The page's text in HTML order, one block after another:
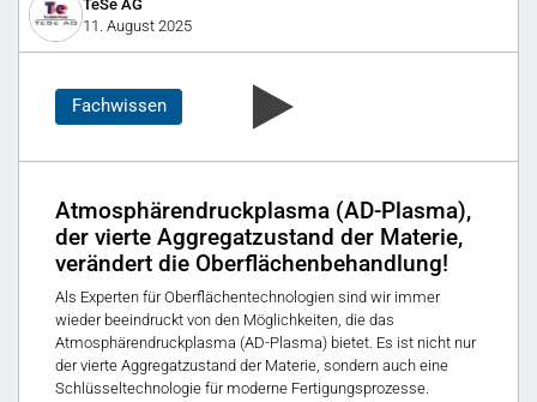
TeSe AG
11. August 2025
Fachwissen
Atmosphärendruckplasma (AD-Plasma),
der vierte Aggregatzustand der Materie,
verändert die Oberflächenbehandlung!
Als Experten für Oberflächentechnologien sind wir immer
wieder beeindruckt von den Möglichkeiten, die das
Atmosphärendruckplasma (AD-Plasma) bietet. Es ist nicht nur
der vierte Aggregatzustand der Materie, sondern auch eine
Schlüsseltechnologie für moderne Fertigungsprozesse.